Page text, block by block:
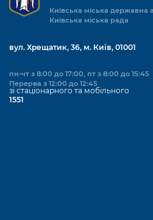
Київська міська державна
Київська міська рада
вул. Хрещатик, 36, м. Київ, 01001
пн-чт з 8:00 до 17:00, пт з 8:00 до 15:45
Перерва з 12:00 до 12:45
зі стаціонарного та мобільного
1551